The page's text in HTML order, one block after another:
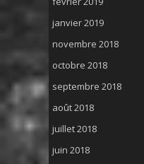
janvier 2019
novembre 2018
octobre 2018
septembre 2018
août 2018
juillet 2018
juin 2018